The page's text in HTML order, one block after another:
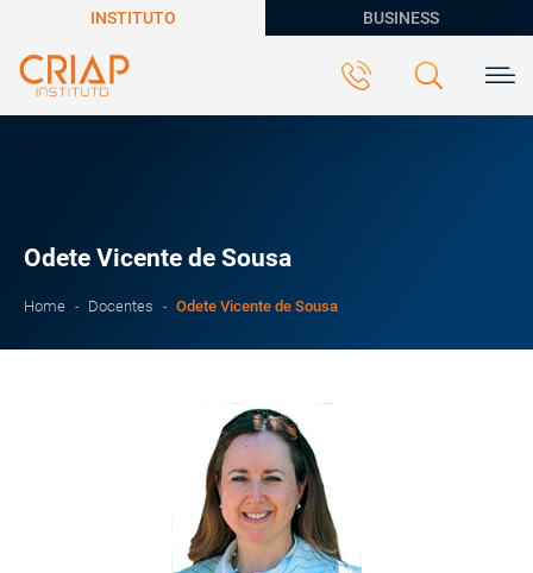
INSTITUTO BUSINESS
Odete Vicente de Sousa
Home Docentes Odete Vicente de Sousa